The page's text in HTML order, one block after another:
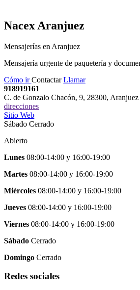
Nacex Aranjuez
Mensajerías en Aranjuez
Mensajería urgente de paquetería y
Cómo irContactarLlamar
918919161
C. de Gonzalo Chacón, 9, 28300, Aranjuez
direcciones
Sitio Web
Sábado Cerrado
Abierto
Lunes 08:00-14:00 y 16:00-19:00
Martes 08:00-14:00 y 16:00-19:00
Miércoles 08:00-14:00 y 16:00-19:00
Jueves 08:00-14:00 y 16:00-19:00
Viernes 08:00-14:00 y 16:00-19:00
Sábado Cerrado
Domingo Cerrado
Redes sociales